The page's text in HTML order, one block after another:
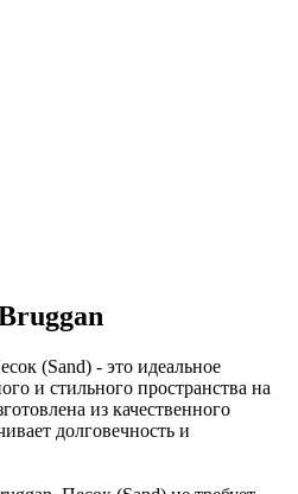
(Sand) - это идеальное
и стильного пространства на
из качественного
долговечность и